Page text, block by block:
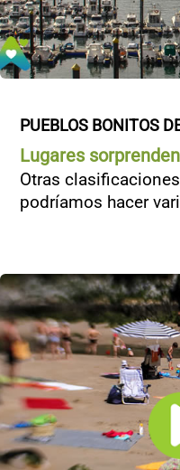
PUEBLOS BONITOS
Lugares
Otras
podríamos hacer